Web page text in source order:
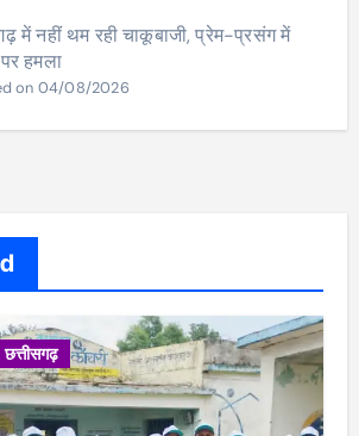
में नहीं थम रही चाकूबाजी, प्रेम-प्रसंग में
हमला
on 04/08/2026
छत्तीसगढ़